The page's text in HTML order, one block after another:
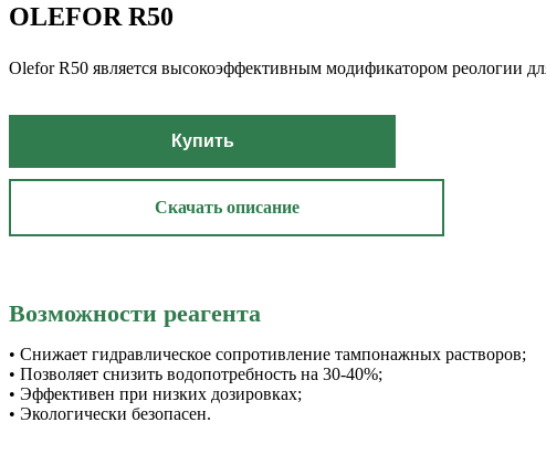
OLEFOR R50
Olefor R50 является высокоэффективным модификатором реологии
Купить
Скачать описание
Возможности реагента
• Снижает гидравлическое сопротивление тампонажных растворов;
• Позволяет снизить водопотребность на 30-40%;
• Эффективен при низких дозировках;
• Экологически безопасен.